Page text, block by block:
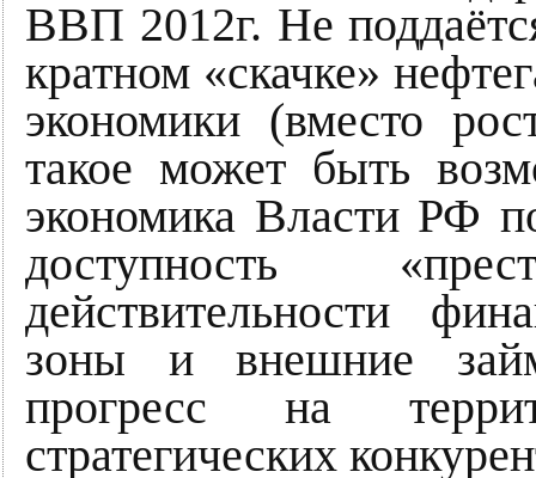
ВВП 2012г. Не
кратном «скачке»
экономики (вместо
такое может быть
экономика Власти РФ
доступность
действительности
зоны и внешние
прогресс на
стратегических